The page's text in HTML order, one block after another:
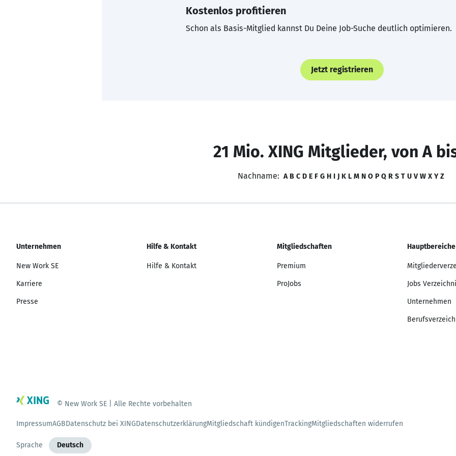
Kostenlos profitieren
Schon als Basis-Mitglied kannst Du Deine Job-Suche deutlich optimieren.
Jetzt registrieren
21 Mio. XING Mitglieder, von A
Nachname: A B C D E F G H I J K L M N O P Q R S T U V W X Y Z
Unternehmen
New Work SE
Karriere
Presse
Hilfe & Kontakt
Hilfe & Kontakt
Mitgliedschaften
Premium
ProJobs
Hauptbereiche
Jobs
Unternehmen
© New Work SE | Alle Rechte vorbehalten
ImpressumAGBDatenschutz bei XINGDatenschutzerklärungMitgliedschaft kündigenTrackingMitgliedschaften widerrufen
Sprache Deutsch